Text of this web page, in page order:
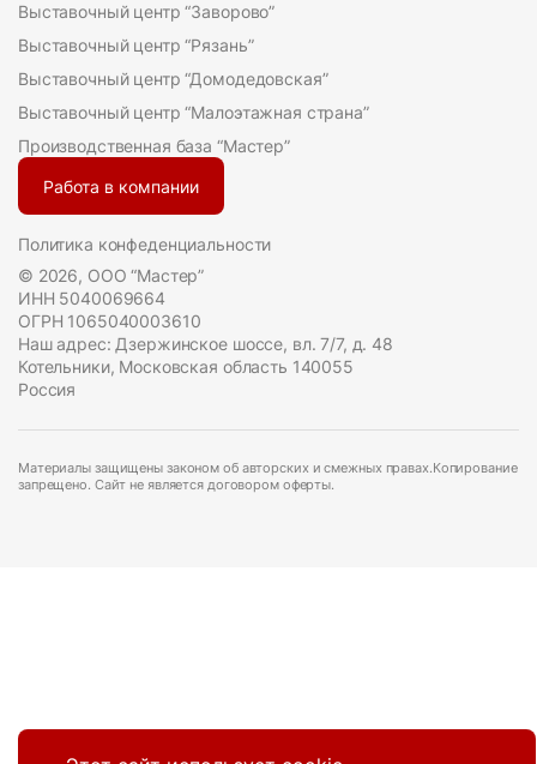
Выставочный центр “Заворово”
Выставочный центр “Рязань”
Выставочный центр “Домодедовская”
Выставочный центр “Малоэтажная страна”
Производственная база “Мастер”
Работа в компании
Политика конфеденциальности
© 2026, ООО “Мастер”
ИНН 5040069664
ОГРН 1065040003610
Наш адрес: Дзержинское шоссе, вл. 7/7, д. 48
Котельники, Московская область 140055
Россия
Материалы защищены законом об авторских и смежных правах.Копирование
запрещено. Сайт не является договором оферты.